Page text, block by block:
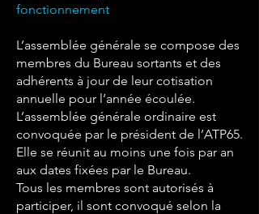
fonctionnement
L’assemblée générale se compose des
membres du Bureau sortants et des
adhérents à jour de leur cotisation
annuelle pour l’année écoulée.
L’assemblée générale ordinaire est
convoquée par le président de l’ATP65.
Elle se réunit au moins une fois par an
aux dates fixées par le Bureau.
Tous les membres sont autorisés à
participer, il sont convoqué selon la